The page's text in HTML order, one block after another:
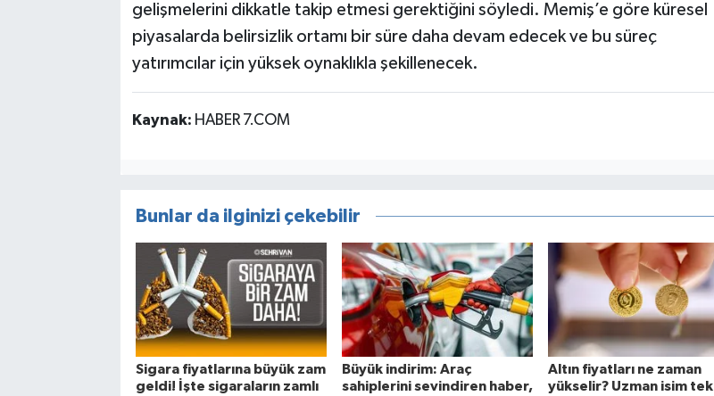
gelişmelerini dikkatle takip etmesi gerektiğini söyledi. Memiş’e göre küresel
piyasalarda belirsizlik ortamı bir süre daha devam edecek ve bu süreç
yatırımcılar için yüksek oynaklıkla şekillenecek.
Kaynak: HABER 7.COM
Bunlar da ilginizi çekebilir
Sigara fiyatlarına büyük zam
geldi! İşte sigaraların zamlı
Büyük indirim: Araç
sahiplerini sevindiren haber,
Altın fiyatları ne zaman
yükselir? Uzman isim tek